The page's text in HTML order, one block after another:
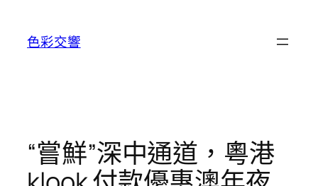
色彩交響
“嘗鮮”深中通道，粵港